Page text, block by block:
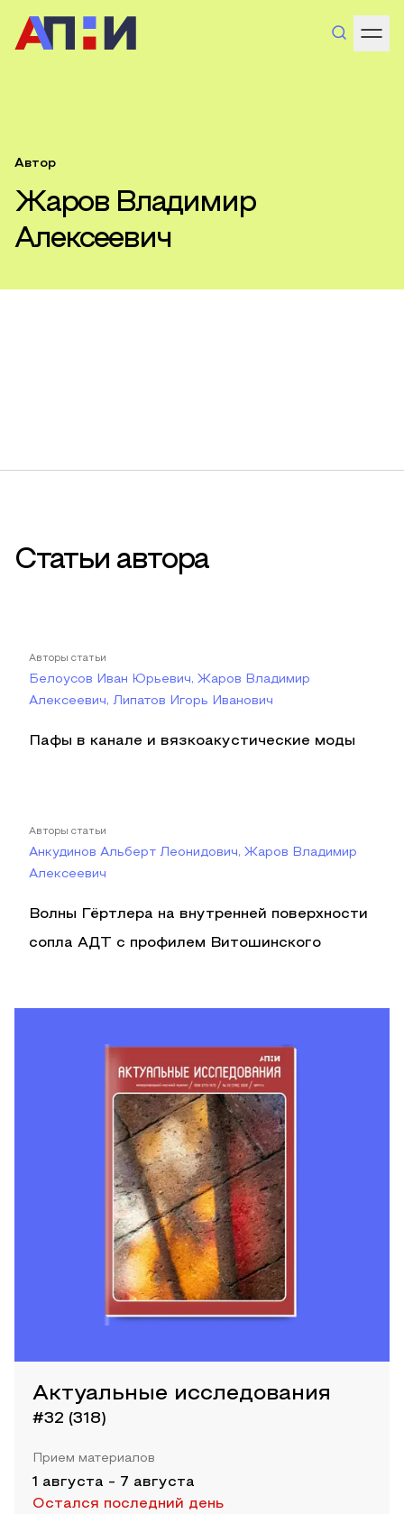
Автор
Жаров Владимир
Алексеевич
Статьи автора
Авторы статьи
Белоусов Иван Юрьевич, Жаров Владимир
Алексеевич, Липатов Игорь Иванович
Пафы в канале и вязкоакустические моды
Авторы статьи
Анкудинов Альберт Леонидович, Жаров Владимир
Алексеевич
Волны Гёртлера на внутренней поверхности
сопла АДТ с профилем Витошинского
Актуальные исследования
#32 (318)
Прием материалов
1 августа - 7 августа
Остался последний день